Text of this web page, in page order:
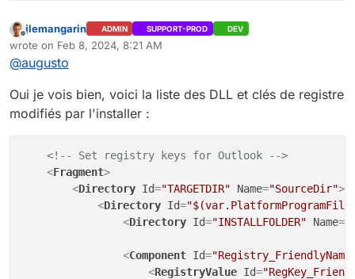
Offline
jlemangarin ADMIN SUPPORT-PROD DEV
wrote on Feb 8, 2024, 8:21 AM
last edited by
@augusto
Oui je vois bien, voici la liste des DLL et clés de registre
modifiés par l'installer :
<!-- Set registry keys for Outlook -->
<Fragment>
<Directory Id="TARGETDIR" Name="SourceDir">
<Directory Id=
<Directory Id="INSTALLFOLDER" Name=
<Component Id=
<RegistryValue Id=